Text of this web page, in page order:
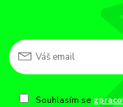
Souhlasím se